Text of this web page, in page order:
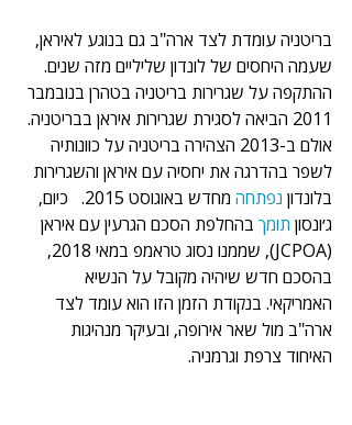
בריטניה עומדת לצד ארה"ב גם בנוגע לאיראן,
שעמה היחסים של לונדון שליליים מזה שנים.
ההתקפה על שגרירות בריטניה בטהרן בנובמבר
2011 הביאה לסגירת שגרירות איראן בבריטניה.
אולם ב-2013 הצהירה בריטניה על כוונותיה
לשפר בהדרגה את יחסיה עם איראן והשגרירות
בלונדון נפתחה
מחדש באוגוסט 2015.   כיום,
ג׳ונסון תומך בהחלפת הסכם הגרעין עם איראן
(JCPOA), שממנו נסוג טראמפ במאי 2018,
בהסכם חדש שיהיה מקובל על הנשיא
האמריקאי. בנקודת הזמן הזו הוא עומד לצד
ארה"ב מול שאר אירופה, ובעיקר מנהיגות
האיחוד צרפת וגרמניה.